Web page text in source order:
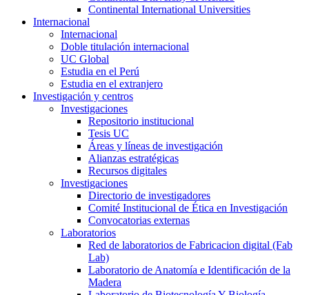
Continental International Universities
Internacional
Internacional
Doble titulación internacional
UC Global
Estudia en el Perú
Estudia en el extranjero
Investigación y centros
Investigaciones
Repositorio institucional
Tesis UC
Áreas y líneas de investigación
Alianzas estratégicas
Recursos digitales
Investigaciones
Directorio de investigadores
Comité Institucional de Ética en Investigación
Convocatorias externas
Laboratorios
Red de laboratorios de Fabricacion digital (Fab
Lab)
Laboratorio de Anatomía e Identificación de la
Madera